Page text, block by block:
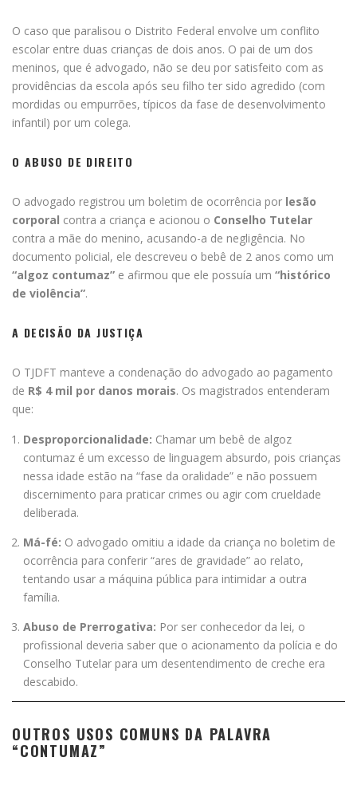
O caso que paralisou o Distrito Federal envolve um conflito
escolar entre duas crianças de dois anos. O pai de um dos
meninos, que é advogado, não se deu por satisfeito com as
providências da escola após seu filho ter sido agredido (com
mordidas ou empurrões, típicos da fase de desenvolvimento
infantil) por um colega.
O ABUSO DE DIREITO
O advogado registrou um boletim de ocorrência por lesão
corporal contra a criança e acionou o Conselho Tutelar
contra a mãe do menino, acusando-a de negligência. No
documento policial, ele descreveu o bebê de 2 anos como um
“algoz contumaz” e afirmou que ele possuía um “histórico
de violência”.
A DECISÃO DA JUSTIÇA
O TJDFT manteve a condenação do advogado ao pagamento
de R$ 4 mil por danos morais. Os magistrados entenderam
que:
Desproporcionalidade: Chamar um bebê de algoz
contumaz é um excesso de linguagem absurdo, pois crianças
nessa idade estão na “fase da oralidade” e não possuem
discernimento para praticar crimes ou agir com crueldade
deliberada.
Má-fé: O advogado omitiu a idade da criança no boletim de
ocorrência para conferir “ares de gravidade” ao relato,
tentando usar a máquina pública para intimidar a outra
família.
Abuso de Prerrogativa: Por ser conhecedor da lei, o
profissional deveria saber que o acionamento da polícia e do
Conselho Tutelar para um desentendimento de creche era
descabido.
OUTROS USOS COMUNS DA PALAVRA
“CONTUMAZ”